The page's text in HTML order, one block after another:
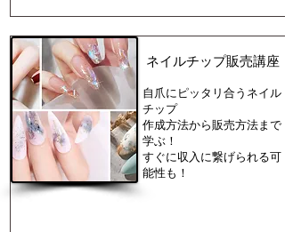
​ネイルチップ販売講座
自爪にピッタリ合うネイル
チップ
作成方法から販売方法まで
学ぶ！
すぐに収入に繋げられる可
能性も！